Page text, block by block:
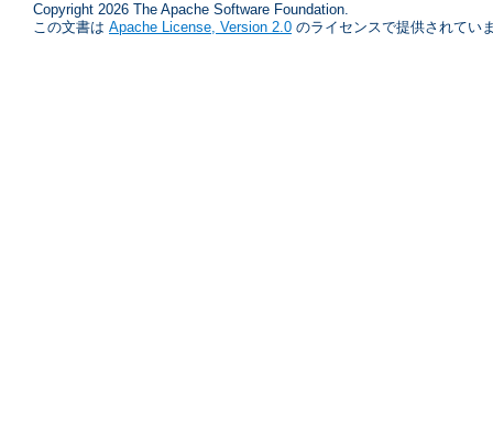
Copyright 2026 The Apache Software Foundation.
この文書は Apache License, Version 2.0 のライセンスで提供されてい